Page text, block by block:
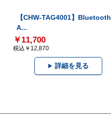
【CHW-TAG4001】Bluetooth
A...
￥11,700
税込￥12,870
詳細を見る